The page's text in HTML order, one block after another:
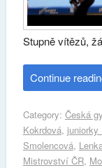
Stupně vítězů,
Continue
Category: Česká
Kokrdová, juniorky
Smolencová,
Mistrovství ČR,